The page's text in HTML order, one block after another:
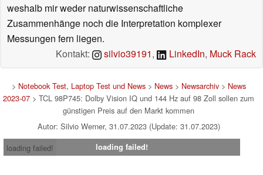
weshalb mir weder naturwissenschaftliche
Zusammenhänge noch die Interpretation komplexer
Messungen fern liegen.
Kontakt:
silvio39191, LinkedIn, Muck Rack
> Notebook Test, Laptop Test und News> News> Newsarchiv> News
2023-07 > TCL 98P745: Dolby Vision IQ und 144 Hz auf 98 Zoll sollen zum
günstigen Preis auf den Markt kommen
Autor: Silvio Werner, 31.07.2023 (Update: 31.07.2023)
loading failed!
loading failed!